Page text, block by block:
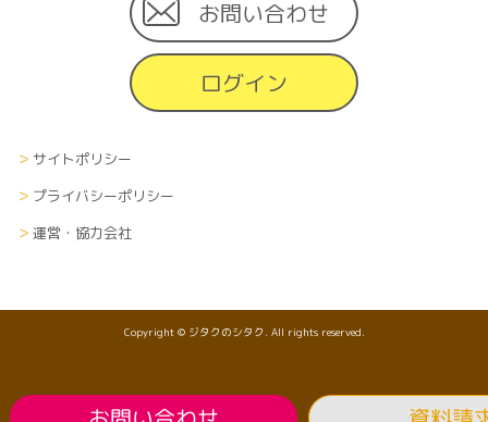
お問い合わせ
ログイン
サイトポリシー
プライバシーポリシー
運営・協力会社
Copyright © ジタクのシタク. All rights reserved.